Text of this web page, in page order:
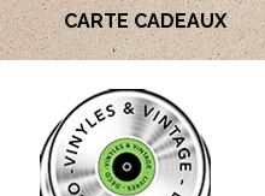
CARTE CADEAUX